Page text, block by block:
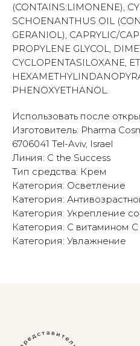
(CONTAINS:LIMONENE),
SCHOENANTHUS OIL
GERANIOL), CAPRYLIC/
PROPYLENE GLYCOL,
CYCLOPENTASILOXANE,
PHENOXYETHANOL.
Использовать после
Изготовитель: Pharma
6706041 Tel-Aviv, Israel
Линия: C the Success
Тип средства: Крем
Категория: Осветление
Категория:
Категория: Укрепление
Категория: С витамином С
Категория: Увлажнение